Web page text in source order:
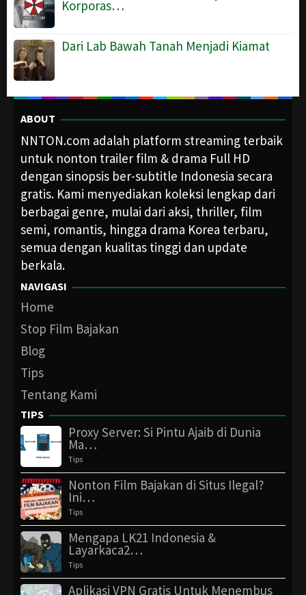
Korporas…
Dari Lab Bawah Tanah Menjadi Kiamat
ABOUT
NNTON.com adalah platform streaming terbaik
untuk nonton trailer film & drama Full HD
dengan sinopsis ber-subtitle Indonesia secara
gratis. Kami menyediakan koleksi lengkap dari
berbagai genre, mulai dari aksi, thriller, film
semi, romantis, hingga drama Korea terbaru,
semua dengan kualitas tinggi dan update
berkala.
NAVIGASI
Home
Stop Film Bajakan
Blog
Tips
Tentang Kami
TIPS
Proxy Server: Si Pintu Ajaib di Dunia
Ma…
Tips
Nonton Film Bajakan di Situs Ilegal?
Ini…
Tips
Mengapa LK21 Indonesia &
Layarkaca2…
Tips
Aplikasi VPN Gratis Untuk Menembus